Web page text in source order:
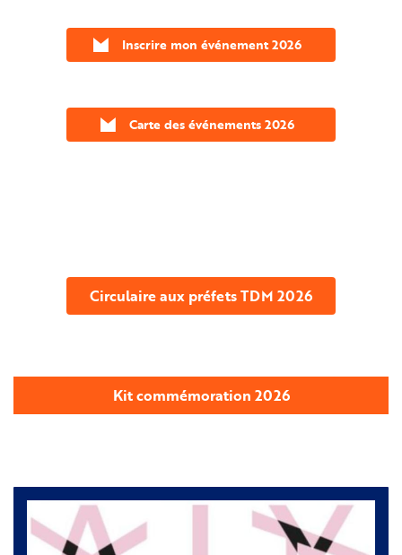
Inscrire mon événement 2026
Carte des événements 2026
Circulaire aux préfets TDM 2026
Kit commémoration 2026